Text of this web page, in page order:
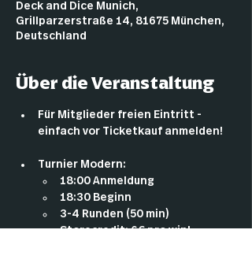
Deck and Dice Munich,
Grillparzerstraße 14, 81675 München,
Deutschland
Über die Veranstaltung
Für Mitglieder freien Eintritt -
einfach vor Ticketkauf anmelden!
Turnier Modern:
18:00 Anmeldung
18:30 Beginn
3-4 Runden (50 min)
Storecredit: 6€ pro win!